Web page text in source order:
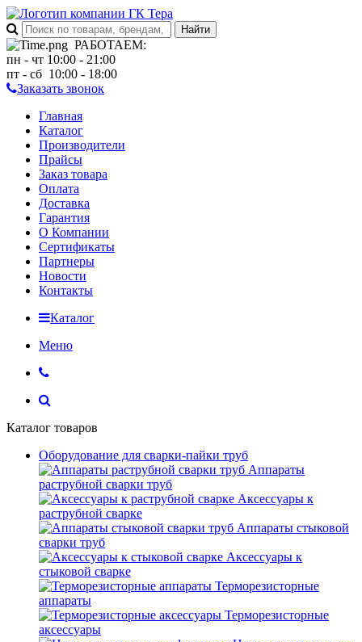
РАБОТАЕМ:
пн - чт 10:00 - 21:00
пт - сб 10:00 - 18:00
Заказать звонок
Главная
Каталог
Производители
Прайсы
Заказ товара
Оплата
Доставка
Гарантия
О Компании
Сертификаты
Партнеры
Новости
Контакты
Каталог
Меню
Каталог товаров
Оборудование для сварки-пайки труб
Аппараты
раструбной сварки труб
Аксессуары к
раструбной сварке
Аппараты стыковой
сварки труб
Аксессуары к
стыковой сварке
Терморезисторные
аппараты
Терморезисторные
аксессуары